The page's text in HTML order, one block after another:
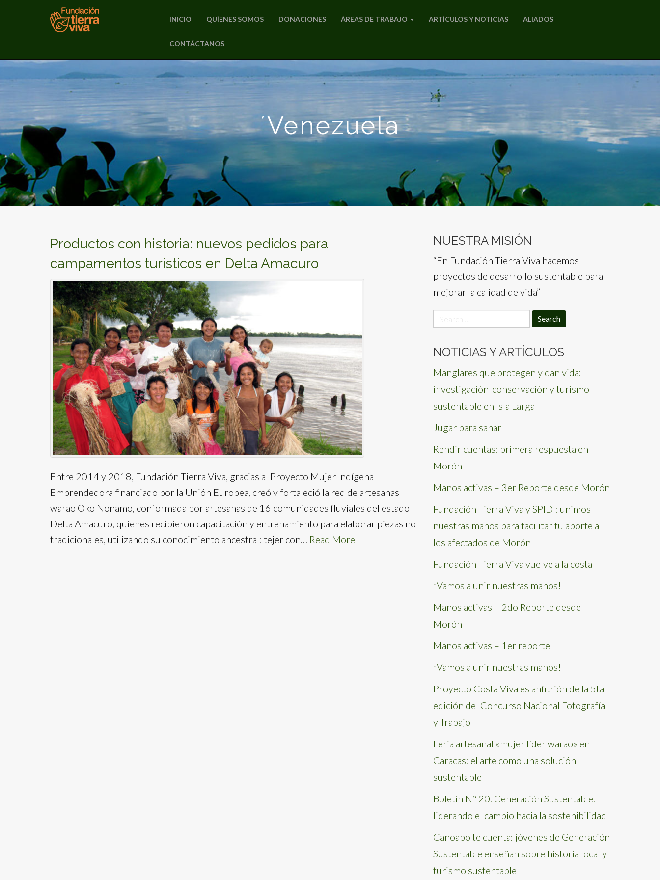
MENU
to
INICIO QUÍENES SOMOS DONACIONES ÁREAS DE TRABAJO ARTÍCULOS Y NOTICIAS ALIADOS
CONTÁCTANOS
´Venezuela
Productos con historia: nuevos pedidos para
campamentos turísticos en Delta Amacuro
Entre 2014 y 2018, Fundación Tierra Viva, gracias al Proyecto Mujer Indígena
Emprendedora financiado por la Unión Europea, creó y fortaleció la red de artesanas
warao Oko Nonamo, conformada por artesanas de 16 comunidades fluviales del estado
Delta Amacuro, quienes recibieron capacitación y entrenamiento para elaborar piezas no
tradicionales, utilizando su conocimiento ancestral: tejer con… Read More
NUESTRA MISIÓN
“En Fundación Tierra Viva hacemos
proyectos de desarrollo sustentable para
mejorar la calidad de vida”
for:
NOTICIAS Y ARTÍCULOS
Manglares que protegen y dan vida:
investigación-conservación y turismo
sustentable en Isla Larga
Jugar para sanar
Rendir cuentas: primera respuesta en
Morón
Manos activas – 3er Reporte desde Morón
Fundación Tierra Viva y SPIDI: unimos
nuestras manos para facilitar tu aporte a
los afectados de Morón
Fundación Tierra Viva vuelve a la costa
¡Vamos a unir nuestras manos!
Manos activas – 2do Reporte desde
Morón
Manos activas – 1er reporte
¡Vamos a unir nuestras manos!
Proyecto Costa Viva es anfitrión de la 5ta
edición del Concurso Nacional Fotografía
y Trabajo
Feria artesanal «mujer líder warao» en
Caracas: el arte como una solución
sustentable
Boletín N° 20. Generación Sustentable:
liderando el cambio hacia la sostenibilidad
Canoabo te cuenta: jóvenes de Generación
Sustentable enseñan sobre historia local y
turismo sustentable